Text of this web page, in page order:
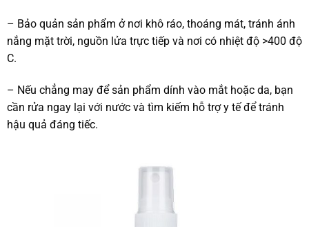
– Bảo quản sản phẩm ở nơi khô ráo, thoáng mát, tránh ánh
nắng mặt trời, nguồn lửa trực tiếp và nơi có nhiệt độ >400 độ
C.
– Nếu chẳng may để sản phẩm dính vào mắt hoặc da, bạn
cần rửa ngay lại với nước và tìm kiếm hỗ trợ y tế để tránh
hậu quả đáng tiếc.